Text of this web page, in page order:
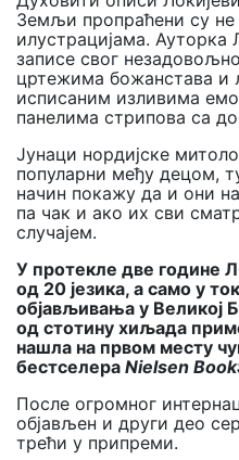
Земљи пропраћени су
илустрацијама. Ауторка
записе свог
цртежима божанстава и
исписаним изливима
панелима стрипова са
Јунаци нордијске
популарни међу децом,
начин покажу да и они
па чак и ако их сви
случајем.
У протекле две године
од 20 језика, а само у
објављивања у Великој
од стотину хиљада
нашла на првом месту
бестселера Nielsen
После огромног
објављен и други део
трећи у припреми.